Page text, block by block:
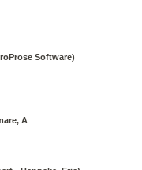
Software)
A